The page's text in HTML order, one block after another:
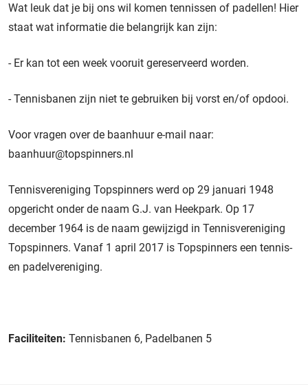
Wat leuk dat je bij ons wil komen tennissen of padellen! Hier
staat wat informatie die belangrijk kan zijn:
- Er kan tot een week vooruit gereserveerd worden.
- Tennisbanen zijn niet te gebruiken bij vorst en/of opdooi.
Voor vragen over de baanhuur e-mail naar:
baanhuur@topspinners.nl
Tennisvereniging Topspinners werd op 29 januari 1948
opgericht onder de naam G.J. van Heekpark. Op 17
december 1964 is de naam gewijzigd in Tennisvereniging
Topspinners. Vanaf 1 april 2017 is Topspinners een tennis-
en padelvereniging.
Faciliteiten: Tennisbanen 6, Padelbanen 5